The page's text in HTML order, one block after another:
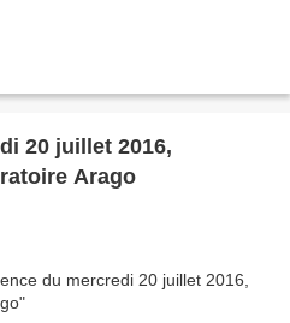
20 juillet 2016,
Arago